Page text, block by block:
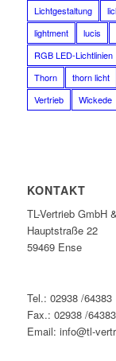
Lichtgestaltung
lightment
lucis
RGB LED-Lichtlinien
Thorn
thorn licht
Vertrieb
Wickede
KONTAKT
TL-Vertrieb GmbH
Hauptstraße 22
59469 Ense
Tel.: 02938 /64383
Fax.: 02938 /
Email: info@tl-